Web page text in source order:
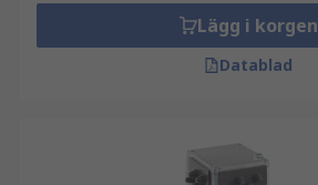
Lägg i korgen
Datablad